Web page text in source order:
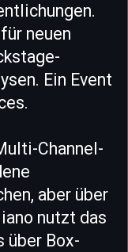
neuen
Ein Event
Channel-
aber über
nutzt das
über Box-